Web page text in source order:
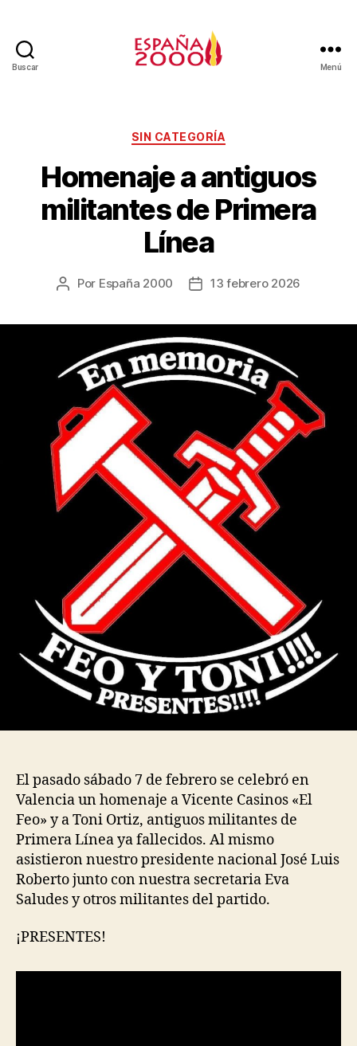
Buscar Menú
SIN CATEGORÍA
Homenaje a antiguos
militantes de Primera
Línea
Por España 2000 13 febrero 2026
El pasado sábado 7 de febrero se celebró en
Valencia un homenaje a Vicente Casinos «El
Feo» y a Toni Ortiz, antiguos militantes de
Primera Línea ya fallecidos. Al mismo
asistieron nuestro presidente nacional José Luis
Roberto junto con nuestra secretaria Eva
Saludes y otros militantes del partido.
¡PRESENTES!